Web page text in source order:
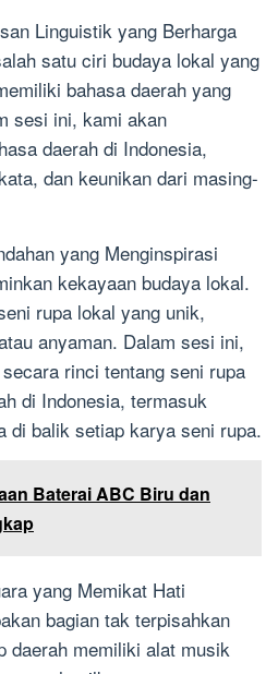
Linguistik yang Berharga
satu ciri budaya lokal yang
bahasa daerah yang
sesi ini, kami akan
daerah di Indonesia,
dan keunikan dari masing-
yang Menginspirasi
kekayaan budaya lokal.
rupa lokal yang unik,
anyaman. Dalam sesi ini,
rinci tentang seni rupa
di Indonesia, termasuk
di balik setiap karya seni rupa.
Baterai ABC Biru dan
yang Memikat Hati
bagian tak terpisahkan
daerah memiliki alat musik